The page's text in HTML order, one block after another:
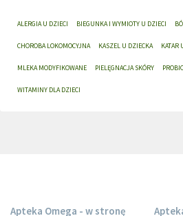
ALERGIA U DZIECI BIEGUNKA I WYMIOTY U DZIECI
CHOROBA LOKOMOCYJNA KASZEL U DZIECKA KATAR
MLEKA MODYFIKOWANE PIELĘGNACJA SKÓRY
WITAMINY DLA DZIECI
Apteka Omega - w stronę